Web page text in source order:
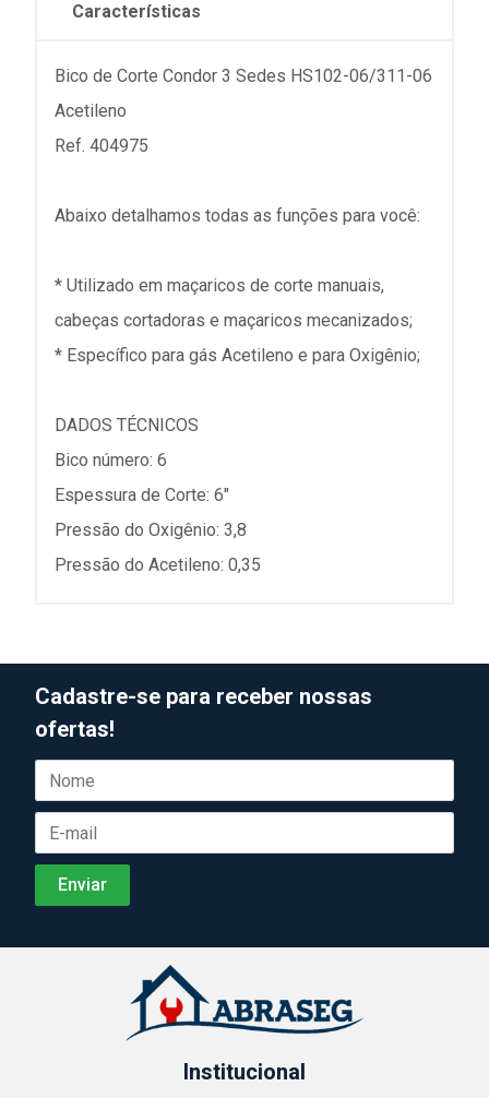
Características
Bico de Corte Condor 3 Sedes HS102-06/311-06
Acetileno
Ref. 404975
Abaixo detalhamos todas as funções para você:
* Utilizado em maçaricos de corte manuais,
cabeças cortadoras e maçaricos mecanizados;
* Específico para gás Acetileno e para Oxigênio;
DADOS TÉCNICOS
Bico número: 6
Espessura de Corte: 6"
Pressão do Oxigênio: 3,8
Pressão do Acetileno: 0,35
Cadastre-se para receber nossas
ofertas!
Institucional